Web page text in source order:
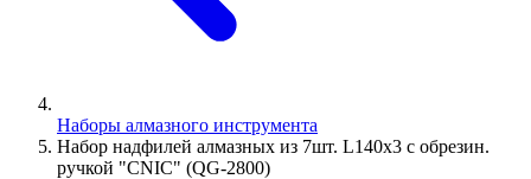
Наборы алмазного инструмента
Набор надфилей алмазных из 7шт. L140х3 с обрезин.
ручкой "CNIC" (QG-2800)